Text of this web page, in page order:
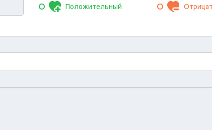
Положительный